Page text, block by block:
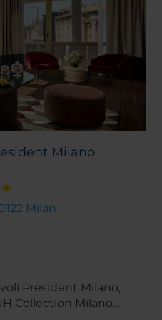
Milano
Milán
President Milano,
Collection Milano